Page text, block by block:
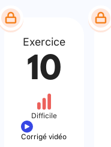
Exercice
10
Difficile
Corrigé vidéo